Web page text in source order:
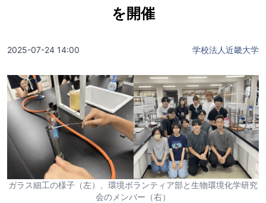
を開催
2025-07-24 14:00 学校法人近畿大学
ガラス細工の様子（左）、環境ボランティア部と生物環境化学研究
会のメンバー（右）